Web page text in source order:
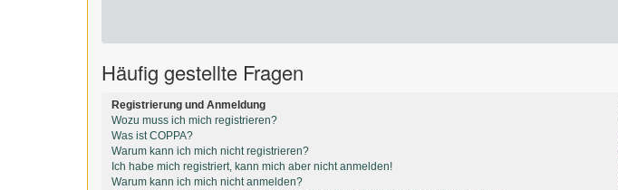
Häufig gestellte Fragen
Registrierung und Anmeldung
Wozu muss ich mich registrieren?
Was ist COPPA?
Warum kann ich mich nicht registrieren?
Ich habe mich registriert, kann mich aber nicht anmelden!
Warum kann ich mich nicht anmelden?